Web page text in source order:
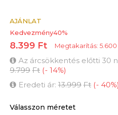
AJÁNLAT
Kedvezmény40%
8.399 Ft Megtakarítás: 5.600
Az árcsökkentés előtti 30
9.799 Ft (- 14%)
Eredeti ár: 13.999 Ft (- 40%)
Válasszon méretet